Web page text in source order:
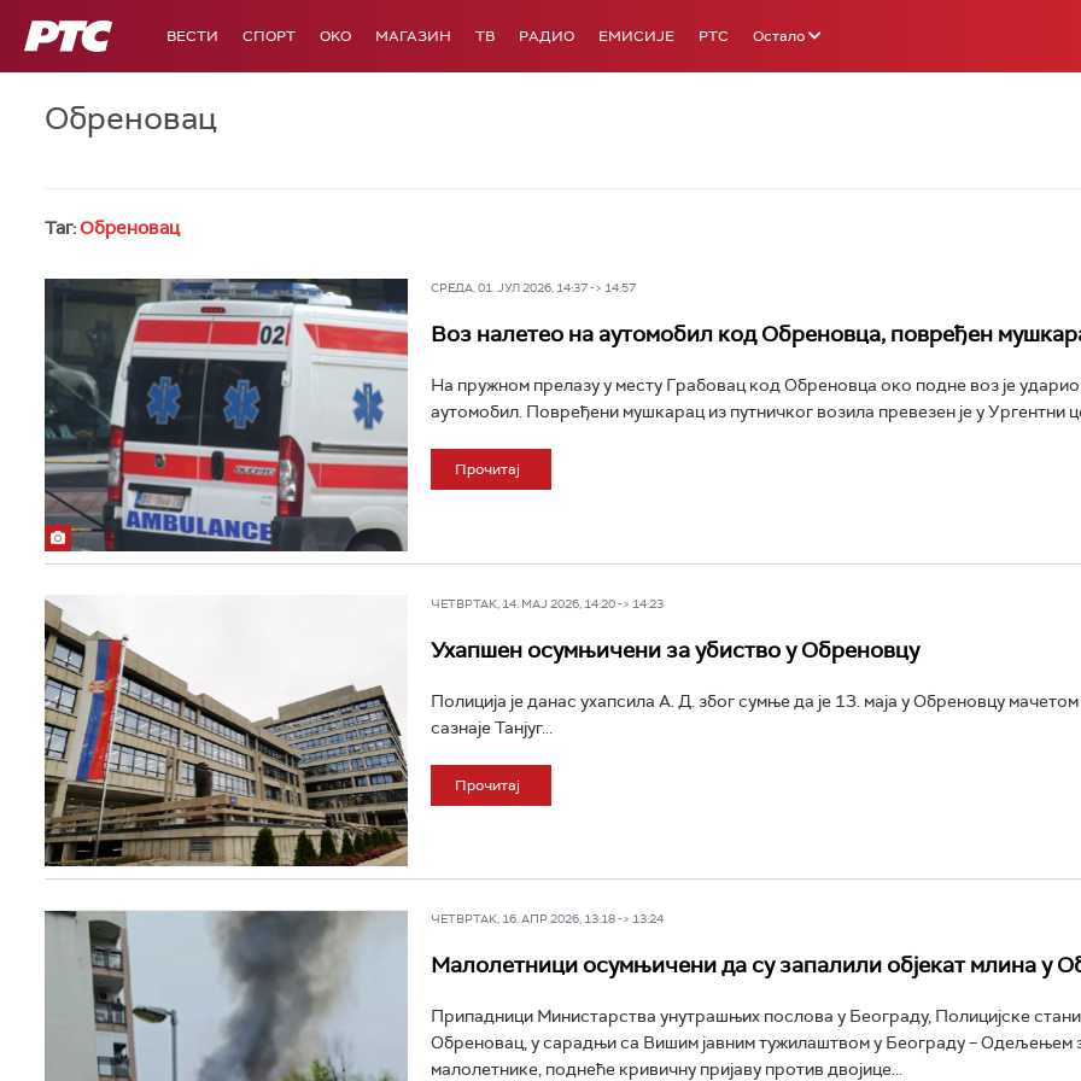
РТС ВЕСТИ СПОРТ OKO МАГАЗИН ТВ РАДИО ЕМИСИЈЕ РТС Остало
Обреновац
Таг:Обреновац
СРЕДА, 01. ЈУЛ 2026, 14:37 -> 14:57
Воз налетео на аутомобил код Обреновца, повређен
На пружном прелазу у месту Грабовац код Обреновца око подне воз је ударио
аутомобил. Повређени мушкарац из путничког возила превезен је у Ургентни
Прочитај
ЧЕТВРТАК, 14. МАЈ 2026, 14:20 -> 14:23
Ухапшен осумњичени за убиство у Обреновцу
Полиција је данас ухапсила А. Д. због сумње да је 13. маја у Обреновцу мачетом
сазнаје Танјуг...
Прочитај
ЧЕТВРТАК, 16. АПР 2026, 13:18 -> 13:24
Малолетници осумњичени да су запалили објекат млина у
Припадници Министарства унутрашњих послова у Београду, Полицијске
Обреновац, у сарадњи са Вишим јавним тужилаштвом у Београду – Одељењем
малолетнике, поднеће кривичну пријаву против двојице...